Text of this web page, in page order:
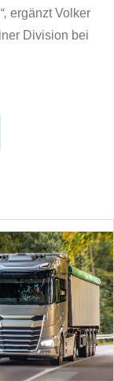
ergänzt Volker
Division bei